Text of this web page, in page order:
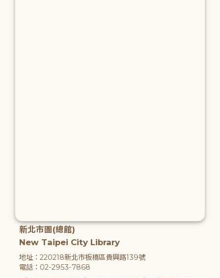
新北市圖(總館)
New Taipei City Library
地址：220218新北市板橋區貴興路139號
電話：02-2953-7868